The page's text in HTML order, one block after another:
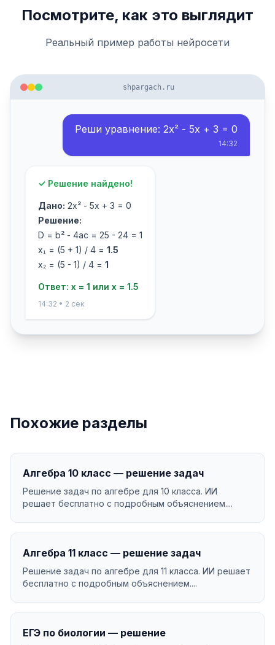
Посмотрите, как это выглядит
Реальный пример работы нейросети
shpargach.ru
Реши уравнение: 2x² - 5x + 3 = 0
14:32
✓ Решение найдено!
Дано: 2x² - 5x + 3 = 0
Решение:
D = b² - 4ac = 25 - 24 = 1
x₁ = (5 + 1) / 4 = 1.5
x₂ = (5 - 1) / 4 = 1
Ответ: x = 1 или x = 1.5
14:32 • 2 сек
Похожие разделы
Алгебра 10 класс — решение задач
Решение задач по алгебре для 10 класса. ИИ
решает бесплатно с подробным объяснением....
Алгебра 11 класс — решение задач
Решение задач по алгебре для 11 класса. ИИ решает
бесплатно с подробным объяснением....
ЕГЭ по биологии — решение